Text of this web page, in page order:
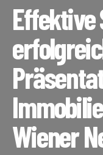
Effektive
Wiener